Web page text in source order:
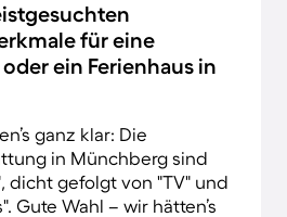
für eine
ein Ferienhaus in
ganz klar: Die
in Münchberg sind
dicht gefolgt von "TV" und
Gute Wahl – wir hätten’s